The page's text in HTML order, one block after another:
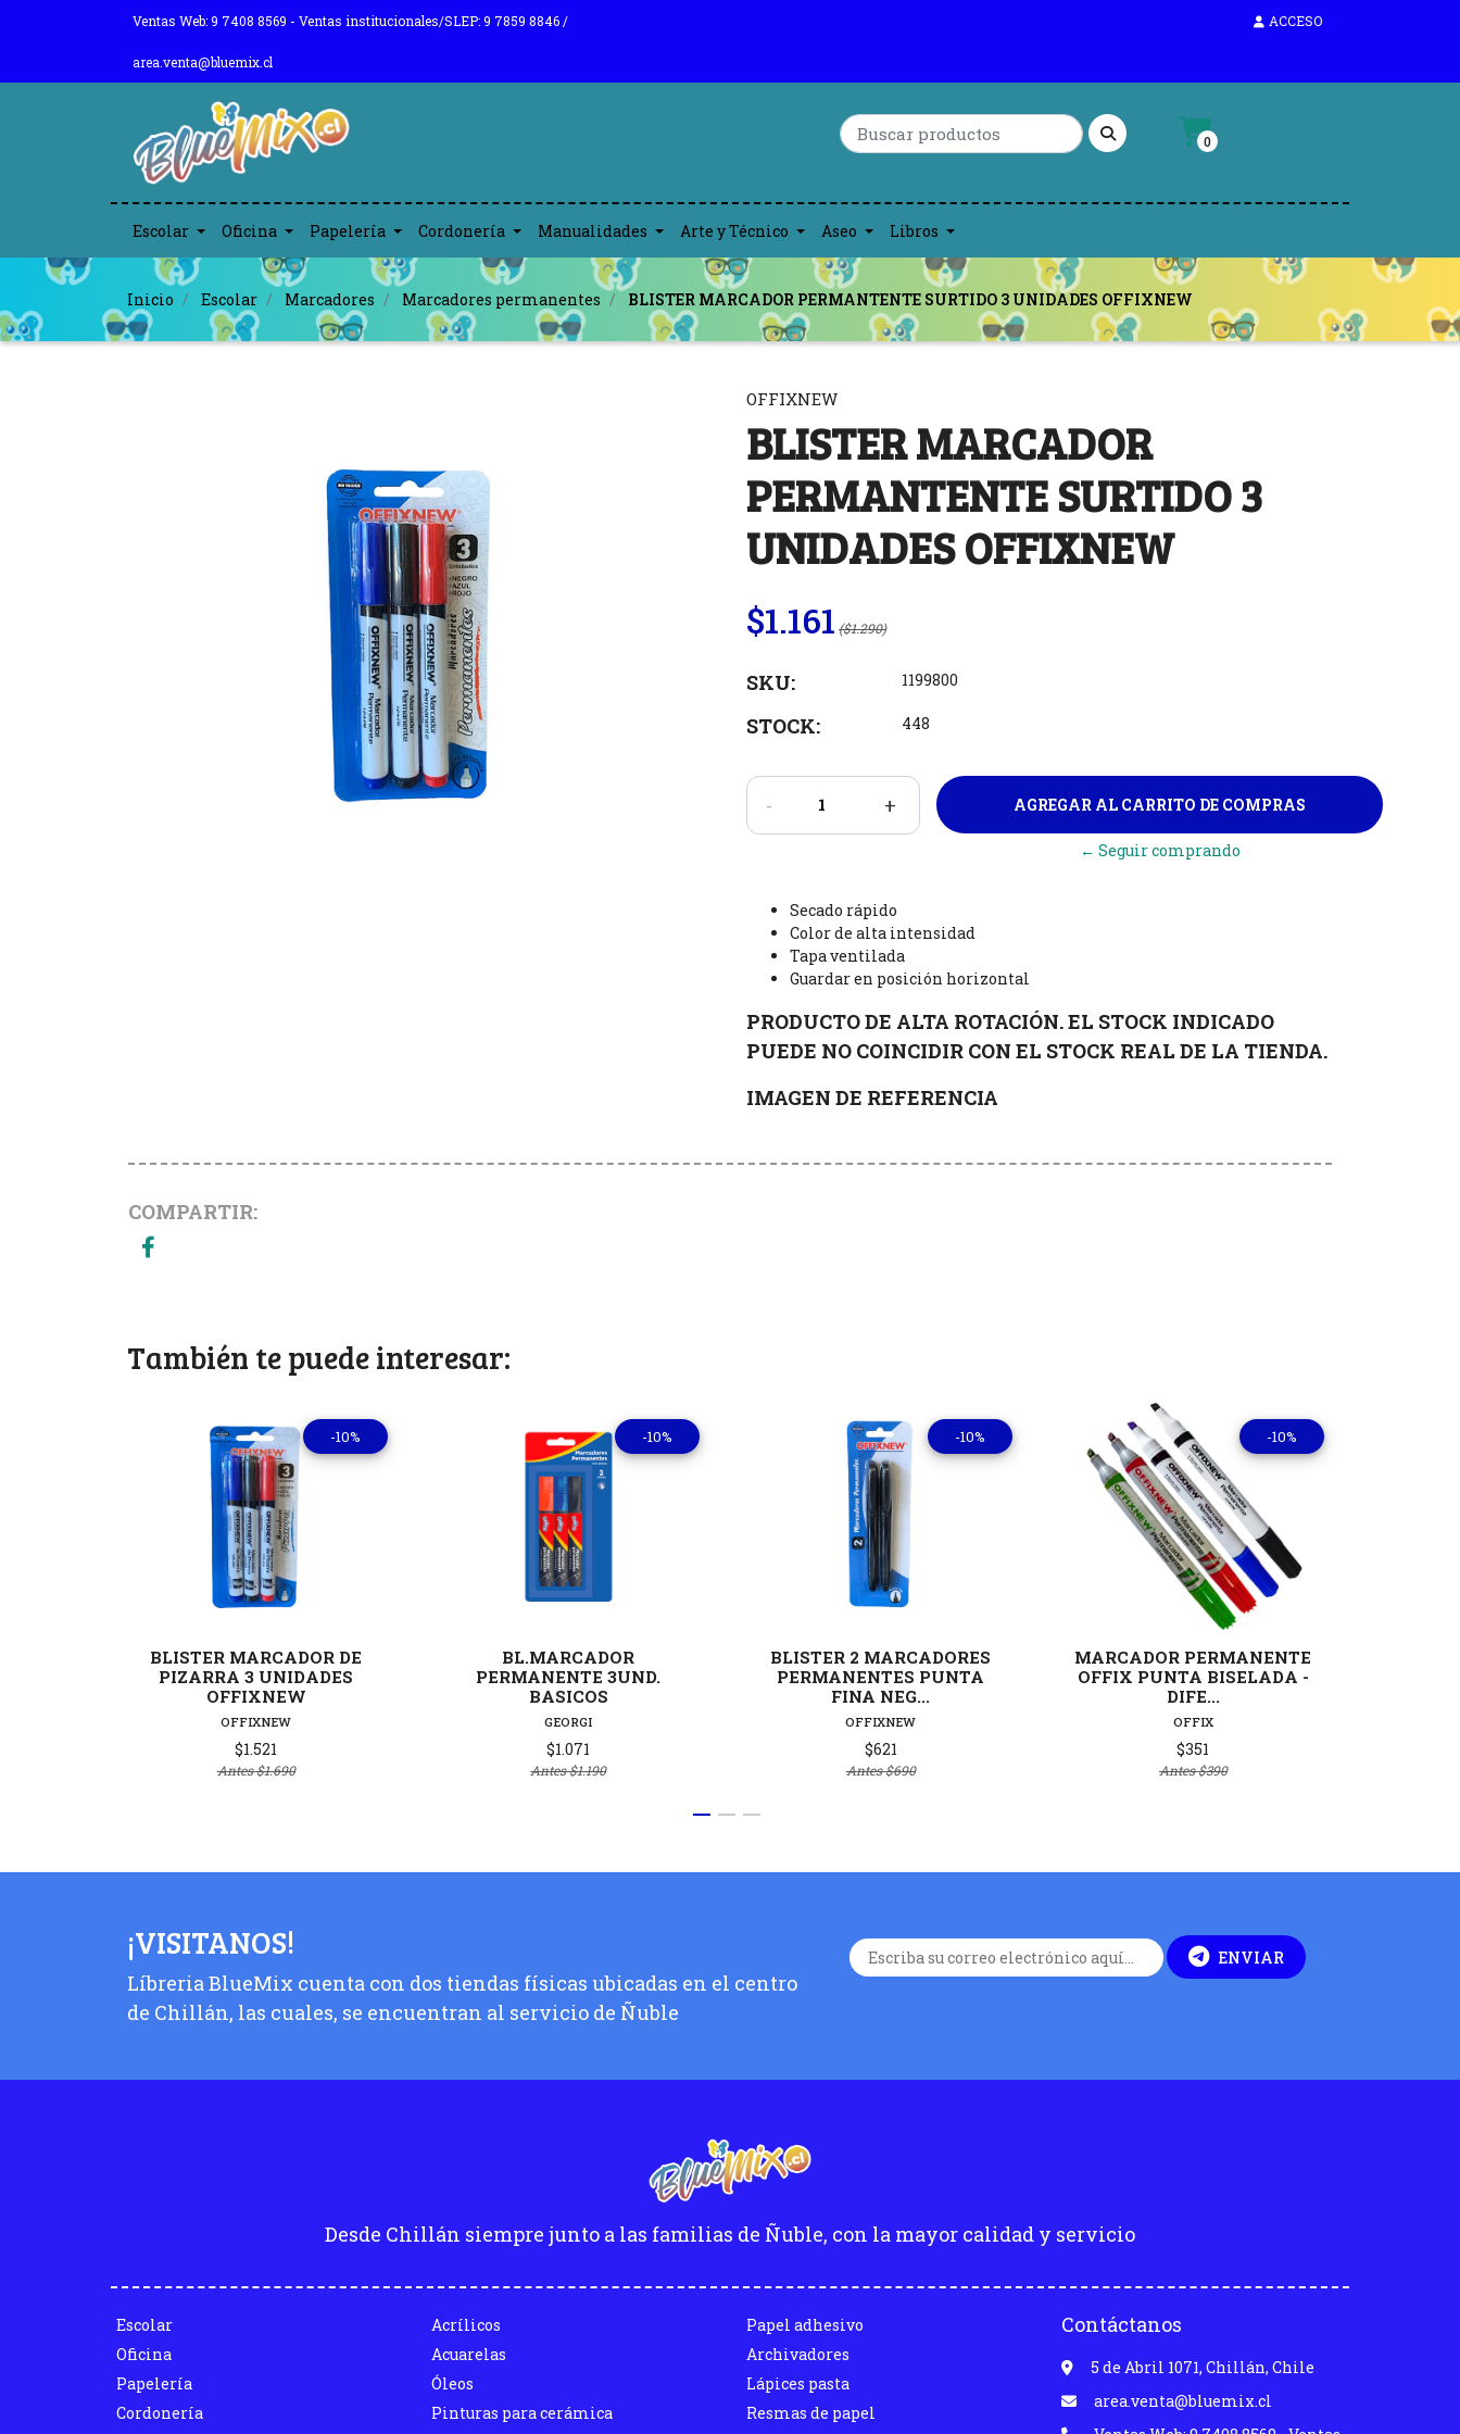
Ventas Web: 9 7408 8569 - Ventas institucionales/SLEP: 9 7859 8846 /
area.venta@bluemix.cl
ACCESO
0
Escolar Oficina Papelería Cordonería Manualidades Arte y Técnico Aseo Libros
Inicio Escolar Marcadores Marcadores permanentes BLISTER MARCADOR PERMANTENTE SURTIDO 3 UNIDADES OFFIXNEW
OFFIXNEW
BLISTER MARCADOR
PERMANTENTE SURTIDO 3
UNIDADES OFFIXNEW
$1.161 ($1.290)
SKU: 1199800
STOCK: 448
- +
← Seguir comprando
Secado rápido
Color de alta intensidad
Tapa ventilada
Guardar en posición horizontal
PRODUCTO DE ALTA ROTACIÓN. EL STOCK INDICADO
PUEDE NO COINCIDIR CON EL STOCK REAL DE LA TIENDA.
IMAGEN DE REFERENCIA
COMPARTIR:
También te puede interesar:
-10%
BLISTER MARCADOR DE
PIZARRA 3 UNIDADES
OFFIXNEW
OFFIXNEW
Ver detalles
$1.521
Antes$1.690
-10%
BL.MARCADOR
PERMANENTE 3UND.
BASICOS
GEORGI
$1.071
Antes$1.190
-10%
BLISTER 2 MARCADORES
PERMANENTES PUNTA
FINA NEG...
OFFIXNEW
Ver detalles
$621
Antes$690
-10%
MARCADOR PERMANENTE
OFFIX PUNTA BISELADA -
DIFE...
OFFIX
Ver detalles
$351
Antes$390
¡VISITANOS!
Líbreria BlueMix cuenta con dos tiendas físicas ubicadas en el centro
de Chillán, las cuales, se encuentran al servicio de Ñuble
ENVIAR
Desde Chillán siempre junto a las familias de Ñuble, con la mayor calidad y servicio
Escolar
Oficina
Papelería
Cordonería
Acrílicos
Acuarelas
Óleos
Pinturas para cerámica
Papel adhesivo
Archivadores
Lápices pasta
Resmas de papel
Contáctanos
5 de Abril 1071, Chillán, Chile
area.venta@bluemix.cl